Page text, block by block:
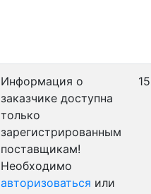
Информация о
заказчике доступна
только
зарегистрированным
поставщикам!
Необходимо
авторизоваться или